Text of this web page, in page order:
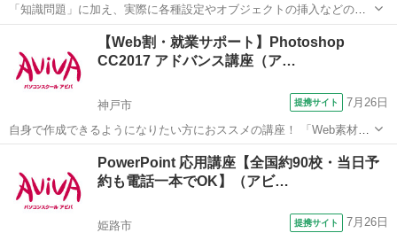
「知識問題」に加え、実際に各種設定やオブジェクトの挿入などの機
能を駆使したプレゼンテーションを作成する「実技問題」を解くこと
で、実践的な能力を証明できる資格制度の、上級対策講座です。
パワーポイント
【Web割・就業サポート】Photoshop
CC2017 アドバンス講座（ア…
神戸市 提携サイト 7月26日
自身で作成できるようになりたい方におススメの講座！ 「Web素材」
や「印刷物」など、テーマに合わせた制作物作成のノウハウを学習し
ます。 アイコン画像やポストカードなど、実際に制作機会の多い成果
物をピックアップしているため、 ...
PowerPoint 応用講座【全国約90校・当日予
約も電話一本でOK】（アビ…
姫路市 提携サイト 7月26日